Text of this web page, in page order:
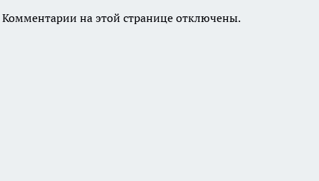
Комментарии на этой странице отключены.